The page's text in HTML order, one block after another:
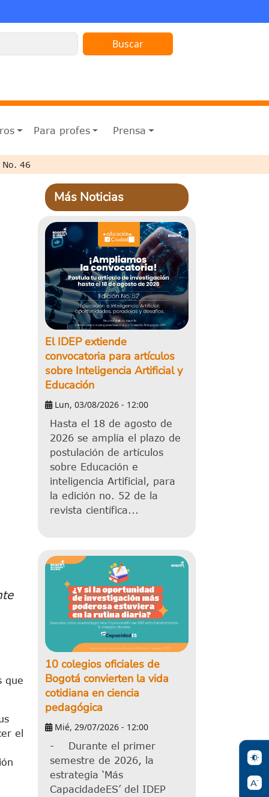
Para profes Prensa
No. 46
que
el
Más Noticias
El IDEP extiende
convocatoria para artículos
sobre Inteligencia Artificial y
Educación
Lun, 03/08/2026 - 12:00
Hasta el 18 de agosto de
2026 se amplía el plazo de
postulación de artículos
sobre Educación e
inteligencia Artificial, para
la edición no. 52 de la
revista científica...
10 colegios oficiales de
Bogotá convierten la vida
cotidiana en ciencia
pedagógica
Mié, 29/07/2026 - 12:00
- Durante el primer
semestre de 2026, la
estrategia ‘Más
CapacidadeES’ del IDEP